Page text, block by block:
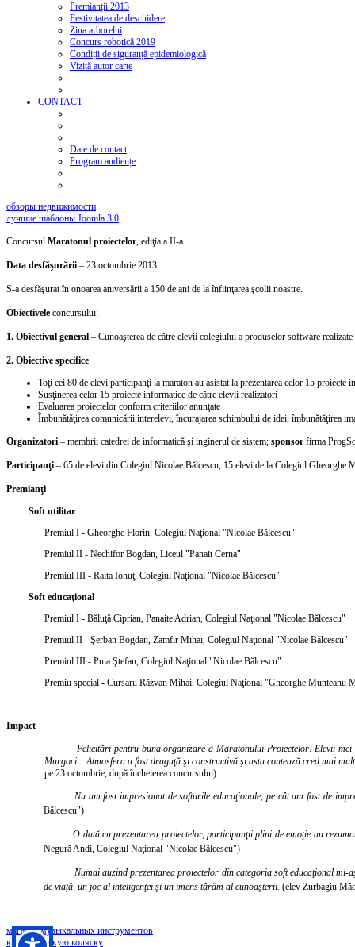
Premianții 2013
Festivitatea de deschidere
Ziua arborelui
Concurs robotică 2019
Condiții de siguranță epidemiologică
Vizită autor carte
CONTACT
Date de contact
Program audiențe
обзоры недвижимости
лучшие шаблоны Joomla 3.0
Concursul Maratonul proiectelor, ediţia a II-a
Data desfăşurării – 23 octombrie 2013
S-a desfăşurat în onoarea aniversării a 150 de ani de la înfiinţarea şcolii noastre.
Obiectivele concursului:
1. Obiectivul general – Cunoaşterea de către elevii colegiului a produselor software
2. Obiective specifice
Toţi cei 80 de elevi participanţi la maraton au asistat la prezentarea celor 15 proiecte
Susţinerea celor 15 proiecte informatice de către elevii realizatori
Evaluarea proiectelor conform criteriilor anunţate
Îmbunătăţirea comunicării interelevi, încurajarea schimbului de idei; îmbunătăţirea
Organizatori – membrii catedrei de informatică şi inginerul de sistem; sponsor firma
Participanţi – 65 de elevi din Colegiul Nicolae Bălcescu, 15 elevi de la Colegiul Gheorghe
Premianţi
Soft utilitar
Premiul I - Gheorghe Florin, Colegiul Naţional "Nicolae Bălcescu"
Premiul II - Nechifor Bogdan, Liceul "Panait Cerna"
Premiul III - Raita Ionuţ, Colegiul Naţional "Nicolae Bălcescu"
Soft educaţional
Premiul I - Băluţă Ciprian, Panaite Adrian, Colegiul Naţional "Nicolae Bălcescu"
Premiul II - Şerban Bogdan, Zamfir Mihai, Colegiul Naţional "Nicolae Bălcescu"
Premiul III - Puia Ştefan, Colegiul Naţional "Nicolae Bălcescu"
Premiu special - Cursaru Răzvan Mihai, Colegiul Naţional "Gheorghe Munteanu
Impact
Felicitări pentru buna organizare a Maratonului Proiectelor! Elevii
Murgoci... Atmosfera a fost draguţă şi constructivă şi asta contează cred mai
pe 23 octombrie, după încheierea concursului)
Nu am fost impresionat de softurile educaţionale, pe cât am fost de
Bălcescu")
O dată cu prezentarea proiectelor, participanţii plini de emoţie au
Negură Andi,Colegiul Naţional"Nicolae Bălcescu")
Numai auzind prezentarea proiectelor din categoria soft educaţional
de viaţă, un joc al inteligenţei şi un imens tărâm al cunoaşterii. (elev Zurbagiu
магазин музыкальных инструментов
купить детскую коляску